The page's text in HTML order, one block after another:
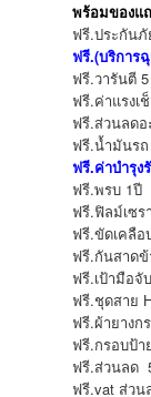
พร้อมของแ
ฟรี.ประกันภั
ฟรี.(บริการ
ฟรี.วารันตี
ฟรี.ค่าแรงเ
ฟรี.ส่วนลดอ
ฟรี.น้ำมันรถ
ฟรี.ค่าบำรุง
ฟรี.พรบ 1ปี
ฟรี.ฟิลม์เซร
ฟรี.ขัดเคลือ
ฟรี.กันสาด
ฟรี.เป้ามือจั
ฟรี.ชุดสาย
ฟรี.ผ้ายางก
ฟรี.กรอบป้า
ฟรี.ส่วนลด
ฟรี.vat ส่วน